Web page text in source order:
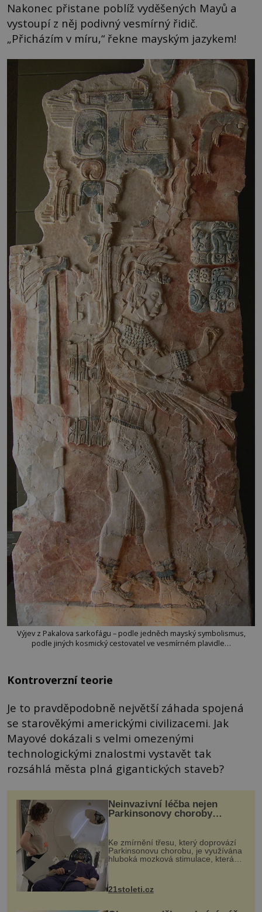
Nakonec přistane poblíž vyděšených Mayů a
vystoupí z něj podivný vesmírný řidič.
„Přicházím v míru,“ řekne mayským jazykem!
Výjev z Pakalova sarkofágu – podle jedněch mayský symbolismus,
podle jiných kosmický cestovatel ve vesmírném plavidle…
Kontroverzní teorie
Je to pravděpodobně největší záhada spojená
se starověkými americkými civilizacemi. Jak
Mayové dokázali s velmi omezenými
technologickými znalostmi vystavět tak
rozsáhlá města plná gigantických staveb?
Neinvazivní léčba nejen
Parkinsonovy choroby
Ke zmírnění třesu, který doprovází
Parkinsonovu chorobu, je využívána
hluboká mozková stimulace, která
však vyžaduje vysoce invazivní
k dostatečně přesnému zacílení ...
21stoleti.cz